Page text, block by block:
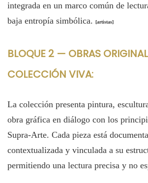
integrada en un marco común de
baja entropía simbólica. [artistas]
BLOQUE 2 — OBRAS
COLECCIÓN VIVA:
La colección presenta pintura,
obra gráfica en diálogo con los
Supra‑Arte. Cada pieza está
contextualizada y vinculada a su
permitiendo una lectura precisa y no